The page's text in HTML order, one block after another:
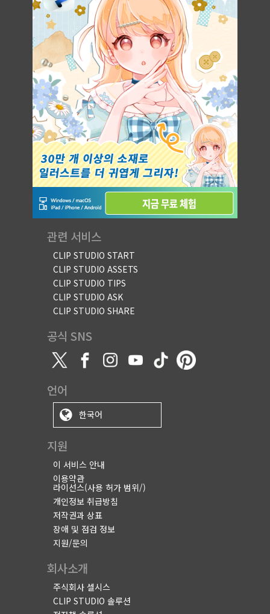
관련 서비스
CLIP STUDIO START
CLIP STUDIO ASSETS
CLIP STUDIO TIPS
CLIP STUDIO ASK
CLIP STUDIO SHARE
공식 SNS
언어
한국어
지원
이 서비스 안내
이용약관
라이선스(사용 허가 범위/)
개인정보 취급방침
저작권과 상표
장애 및 점검 정보
지원/문의
회사소개
주식회사 셀시스
CLIP STUDIO 솔루션